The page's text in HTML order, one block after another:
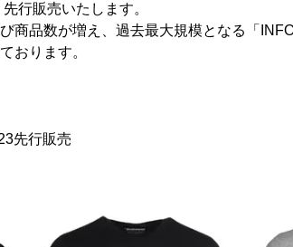
行販売いたします。
商品数が増え、過去最大規模となる「
おります。
先行販売